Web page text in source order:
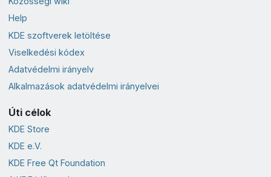
Help
KDE szoftverek letöltése
Viselkedési kódex
Adatvédelmi irányelv
Alkalmazások adatvédelmi irányelvei
Úti célok
KDE Store
KDE e.V.
KDE Free Qt Foundation